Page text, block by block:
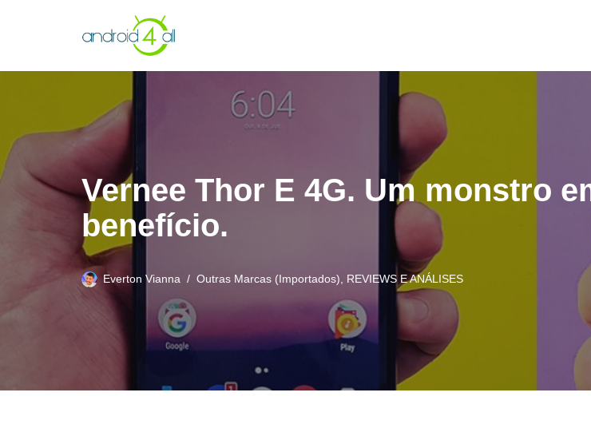
Vernee Thor E 4G. Um monstro
benefício.
Everton Vianna Outras Marcas (Importados) REVIEWS E ANÁLISES